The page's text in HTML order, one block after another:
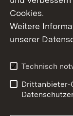
Cookies.
Weitere
unserer
Technisch
Drittanbieter-